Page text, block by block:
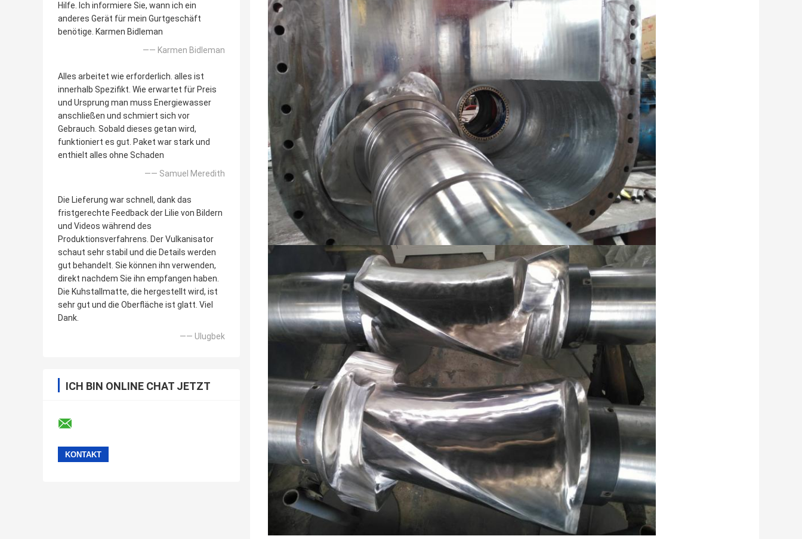
Hilfe. Ich informiere Sie, wann ich ein
anderes Gerät für mein Gurtgeschäft
benötige. Karmen Bidleman
—— Karmen Bidleman
Alles arbeitet wie erforderlich. alles ist
innerhalb Spezifikt. Wie erwartet für Preis
und Ursprung man muss Energiewasser
anschließen und schmiert sich vor
Gebrauch. Sobald dieses getan wird,
funktioniert es gut. Paket war stark und
enthielt alles ohne Schaden
—— Samuel Meredith
Die Lieferung war schnell, dank das
fristgerechte Feedback der Lilie von Bildern
und Videos während des
Produktionsverfahrens. Der Vulkanisator
schaut sehr stabil und die Details werden
gut behandelt. Sie können ihn verwenden,
direkt nachdem Sie ihn empfangen haben.
Die Kuhstallmatte, die hergestellt wird, ist
sehr gut und die Oberfläche ist glatt. Viel
Dank.
—— Ulugbek
ICH BIN ONLINE CHAT JETZT